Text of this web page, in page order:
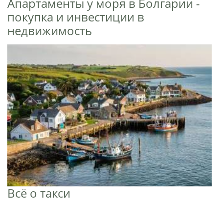
покупка и инвестиции в
недвижимость
Всё о такси